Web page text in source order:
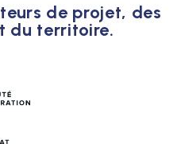
de projet, des
du territoire.